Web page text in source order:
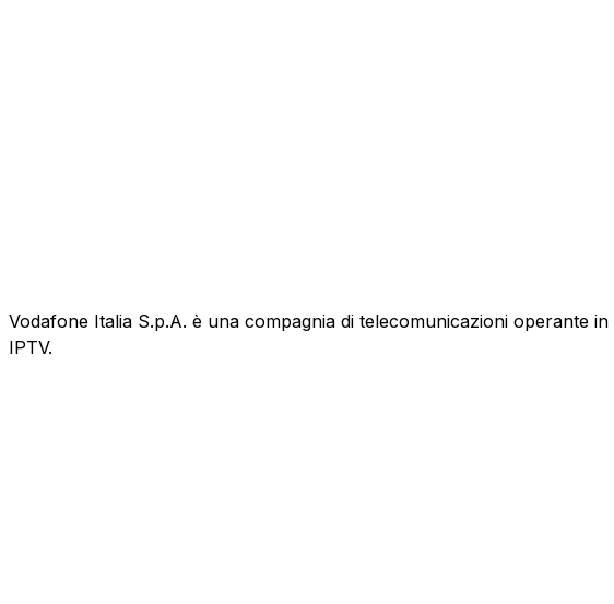
Vodafone Italia S.p.A. è una compagnia di telecomunicazioni operante
IPTV.